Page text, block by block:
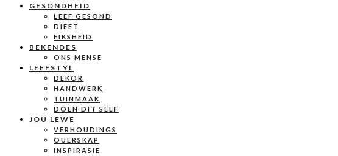
GESONDHEID
LEEF GESOND
DIEET
FIKSHEID
BEKENDES
ONS MENSE
LEEFSTYL
DEKOR
HANDWERK
TUINMAAK
DOEN DIT SELF
JOU LEWE
VERHOUDINGS
OUERSKAP
INSPIRASIE